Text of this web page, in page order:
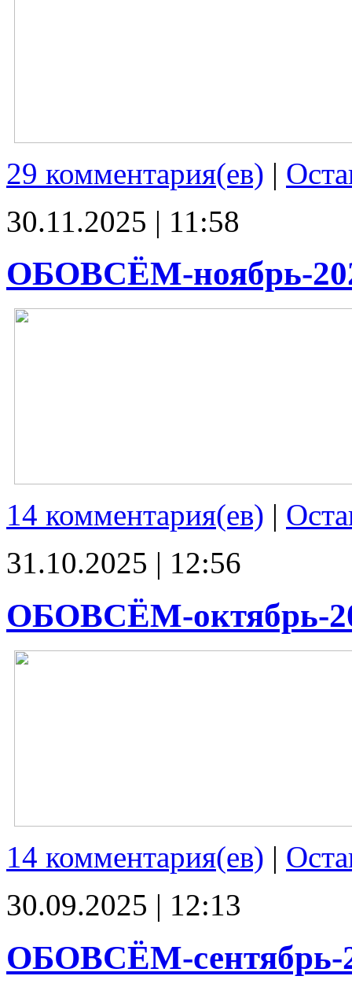
29 комментария(ев) |
30.11.2025 | 11:58
ОБОВСЁМ-ноябрь-
14 комментария(ев) |
31.10.2025 | 12:56
ОБОВСЁМ-октябрь-
14 комментария(ев) |
30.09.2025 | 12:13
ОБОВСЁМ-сентябрь-